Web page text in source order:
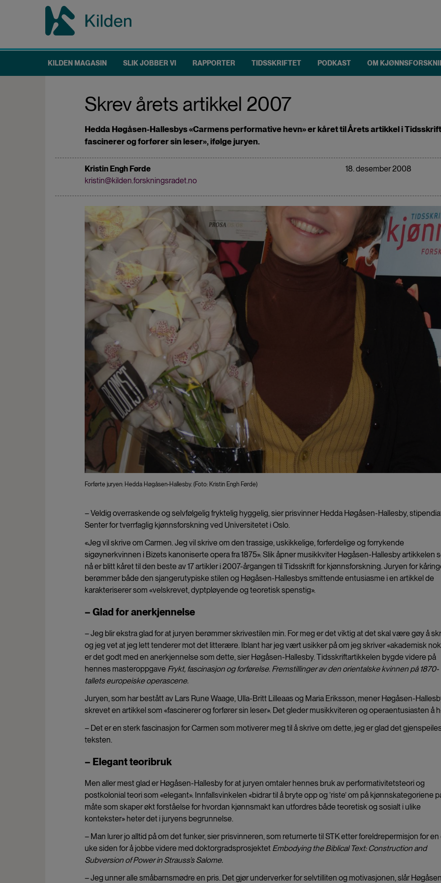
Main
navigation
KILDEN MAGASIN SLIK JOBBER VI RAPPORTER TIDSSKRIFTET PODKAST OM
Skrev årets artikkel 2007
Hedda Høgåsen-Hallesbys «Carmens performative hevn» er kåret til Årets artikkel i
fascinerer og forfører sin leser», ifølge juryen.
Kristin Engh Førde
kristin@kilden.forskningsradet.no
18. desember 2008
Forførte juryen: Hedda Høgåsen-Hallesby. (Foto: Kristin Engh Førde)
– Veldig overraskende og selvfølgelig fryktelig hyggelig, sier prisvinner Hedda Høgåsen-Hallesby,
Senter for tverrfaglig kjønnsforskning ved Universitetet i Oslo.
«Jeg vil skrive om Carmen. Jeg vil skrive om den trassige, uskikkelige, forferdelige og forrykende
sigøynerkvinnen i Bizets kanoniserte opera fra 1875». Slik åpner musikkviter Høgåsen-Hallesby artikkelen
nå er blitt kåret til den beste av 17 artikler i 2007-årgangen til Tidsskrift for kjønnsforskning. Juryen for
berømmer både den sjangerutypiske stilen og Høgåsen-Hallesbys smittende entusiasme i en artikkel de
karakteriserer som «velskrevet, dyptpløyende og teoretisk spenstig».
– Glad for anerkjennelse
– Jeg blir ekstra glad for at juryen berømmer skrivestilen min. For meg er det viktig at det skal være gøy å
og jeg vet at jeg lett tenderer mot det litterære. Iblant har jeg vært usikker på om jeg skriver «akademisk
er det godt med en anerkjennelse som dette, sier Høgåsen-Hallesby. Tidsskriftartikkelen bygde videre på
hennes masteroppgave Frykt, fascinasjon og forførelse. Fremstillinger av den orientalske kvinnen på 1870-
tallets europeiske operascene.
Juryen, som har bestått av Lars Rune Waage, Ulla-Britt Lilleaas og Maria Eriksson, mener Høgåsen-
skrevet en artikkel som «fascinerer og forfører sin leser». Det gleder musikkviteren og operaentusiasten å
– Det er en sterk fascinasjon for Carmen som motiverer meg til å skrive om dette, jeg er glad det
teksten.
– Elegant teoribruk
Men aller mest glad er Høgåsen-Hallesby for at juryen omtaler hennes bruk av performativitetsteori og
postkolonial teori som «elegant». Innfallsvinkelen «bidrar til å bryte opp og ’riste’ om på kjønnskategoriene
måte som skaper økt forståelse for hvordan kjønnsmakt kan utfordres både teoretisk og sosialt i ulike
kontekster» heter det i juryens begrunnelse.
– Man lurer jo alltid på om det funker, sier prisvinneren, som returnerte til STK etter foreldrepermisjon for en
uke siden for å jobbe videre med doktorgradsprosjektet Embodying the Biblical Text: Construction and
Subversion of Power in Strauss’s Salome.
– Jeg unner alle småbarnsmødre en pris. Det gjør underverker for selvtilliten og motivasjonen, slår